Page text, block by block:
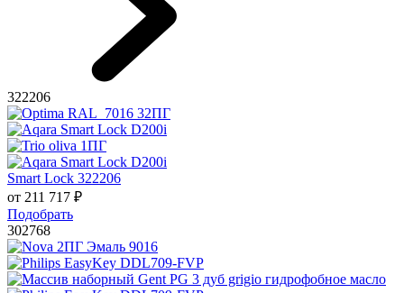
322206
Smart Lock 322206
от 211 717 ₽
Подобрать
302768